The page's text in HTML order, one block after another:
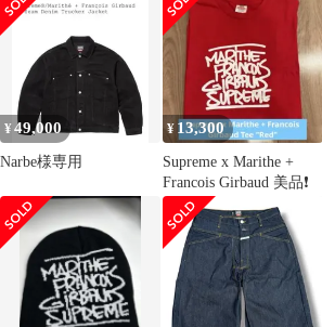
リテ+フランソワ ジル
ボー 半袖 Tシャツ ブラ
ック ブラック系 L【中
古】
¥49,000
Narbe様専用
¥ 13,300
Supreme x Marithe +
Francois Girbaud 美品❗️